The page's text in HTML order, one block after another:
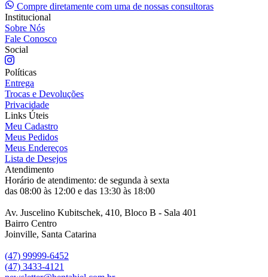
Compre diretamente com uma de nossas consultoras
Institucional
Sobre Nós
Fale Conosco
Social
Políticas
Entrega
Trocas e Devoluções
Privacidade
Links Úteis
Meu Cadastro
Meus Pedidos
Meus Endereços
Lista de Desejos
Atendimento
Horário de atendimento: de segunda à sexta
das 08:00 às 12:00 e das 13:30 às 18:00
Av. Juscelino Kubitschek, 410, Bloco B - Sala 401
Bairro Centro
Joinville, Santa Catarina
(47) 99999-6452
(47) 3433-4121